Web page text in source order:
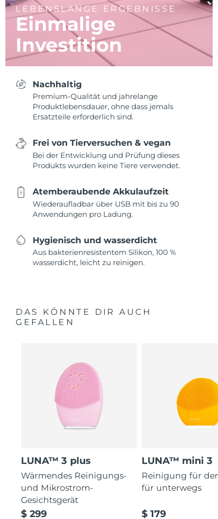
LEBENSLANGE ERGEBNISSE
Einmalige
Investition
Nachhaltig
Premium-Qualität und jahrelange
Produktlebensdauer, ohne dass jemals
Ersatzteile erforderlich sind.
Frei von Tierversuchen & vegan
Bei der Entwicklung und Prüfung dieses
Produkts wurden keine Tiere verwendet.
Atemberaubende Akkulaufzeit
Wiederaufladbar über USB mit bis zu 90
Anwendungen pro Ladung.
Hygienisch und wasserdicht
Aus bakterienresistentem Silikon, 100 %
wasserdicht, leicht zu reinigen.
DAS KÖNNTE DIR AUCH
GEFALLEN
LUNA™ 3 plus
Wärmendes Reinigungs-
und Mikrostrom-
Gesichtsgerät
$ 299
LUNA™ mini 3
Reinigung für
für unterwegs
$ 179